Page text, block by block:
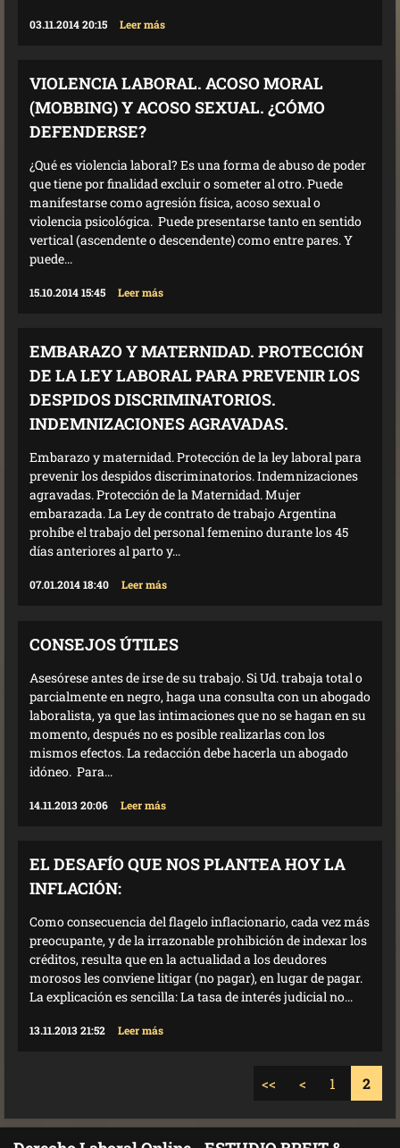
03.11.2014 20:15 Leer más
VIOLENCIA LABORAL. ACOSO MORAL
(MOBBING) Y ACOSO SEXUAL. ¿CÓMO
DEFENDERSE?
¿Qué es violencia laboral? Es una forma de abuso de poder
que tiene por finalidad excluir o someter al otro. Puede
manifestarse como agresión física, acoso sexual o
violencia psicológica. Puede presentarse tanto en sentido
vertical (ascendente o descendente) como entre pares. Y
puede...
15.10.2014 15:45 Leer más
EMBARAZO Y MATERNIDAD. PROTECCIÓN
DE LA LEY LABORAL PARA PREVENIR LOS
DESPIDOS DISCRIMINATORIOS.
INDEMNIZACIONES AGRAVADAS.
Embarazo y maternidad. Protección de la ley laboral para
prevenir los despidos discriminatorios. Indemnizaciones
agravadas. Protección de la Maternidad. Mujer
embarazada. La Ley de contrato de trabajo Argentina
prohíbe el trabajo del personal femenino durante los 45
días anteriores al parto y...
07.01.2014 18:40 Leer más
CONSEJOS ÚTILES
Asesórese antes de irse de su trabajo. Si Ud. trabaja total o
parcialmente en negro, haga una consulta con un abogado
laboralista, ya que las intimaciones que no se hagan en su
momento, después no es posible realizarlas con los
mismos efectos. La redacción debe hacerla un abogado
idóneo. Para...
14.11.2013 20:06 Leer más
EL DESAFÍO QUE NOS PLANTEA HOY LA
INFLACIÓN:
Como consecuencia del flagelo inflacionario, cada vez más
preocupante, y de la irrazonable prohibición de indexar los
créditos, resulta que en la actualidad a los deudores
morosos les conviene litigar (no pagar), en lugar de pagar.
La explicación es sencilla: La tasa de interés judicial no...
13.11.2013 21:52 Leer más
<< < 1 2